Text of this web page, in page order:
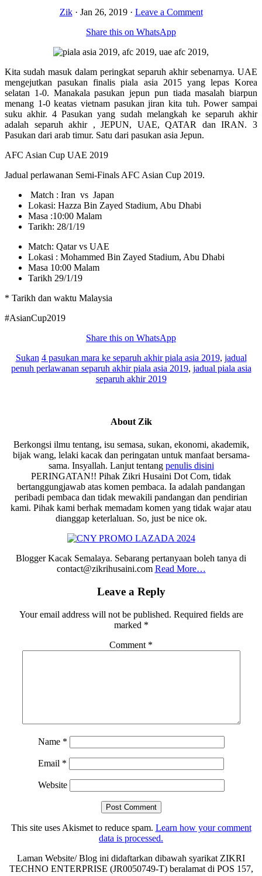
Zik· Jan 26, 2019· Leave a Comment
Share this on WhatsApp
Kita sudah masuk dalam peringkat separuh akhir sebenarnya. UAE
mengejutkan pasukan finalis piala asia 2015 yang lepas Korea
selatan 1-0. Manakala pasukan jepun pun tiada masalah biarpun
menang 1-0 keatas vietnam pasukan jiran kita tuh. Power sampai
suku akhir. 4 Pasukan yang sudah melangkah ke separuh akhir
adalah separuh akhir , JEPUN, UAE, QATAR dan IRAN. 3
Pasukan dari arab timur. Satu dari pasukan asia Jepun.
AFC Asian Cup UAE 2019
Jadual perlawanan Semi-Finals AFC Asian Cup 2019.
Match : Iran vs Japan
Lokasi: Hazza Bin Zayed Stadium, Abu Dhabi
Masa :10:00 Malam
Tarikh: 28/1/19
Match: Qatar vs UAE
Lokasi : Mohammed Bin Zayed Stadium, Abu Dhabi
Masa 10:00 Malam
Tarikh 29/1/19
* Tarikh dan waktu Malaysia
#AsianCup2019
Share this on WhatsApp
Sukan 4 pasukan mara ke separuh akhir piala asia 2019, jadual
penuh perlawanan separuh akhir piala asia 2019, jadual piala asia
separuh akhir 2019
About Zik
Berkongsi ilmu tentang, isu semasa, sukan, ekonomi, akademik,
bijak wang, lelaki kacak dan peringatan untuk manfaat bersama-
sama. Insyallah. Lanjut tentang penulis disini
PERINGATAN!! Pihak Zikri Husaini Dot Com, tidak
bertanggungjawab atas komen pembaca. Ia adalah pandangan
peribadi pembaca dan tidak mewakili pandangan dan pendirian
kami. Pihak kami berhak memadam komen yang tidak wajar atau
dianggap keterlaluan. So, just be nice ok.
Blogger Kacak Semalaya. Sebarang pertanyaan boleh tanya di
contact@zikrihusaini.com Read More…
Leave a Reply
Your email address will not be published. Required fields are
marked *
Comment *
Name *
Email *
Website
This site uses Akismet to reduce spam. Learn how your comment
data is processed.
Laman Website/ Blog ini didaftarkan dibawah syarikat ZIKRI
TECHNO ENTERPRISE (JR0050749-T) beralamat di POS 157,